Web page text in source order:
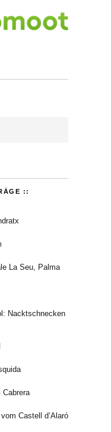
::
La Seu, Palma
Nacktschnecken
Cabrera
Castell d’Alaró